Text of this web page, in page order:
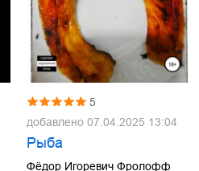
5
добавлено 07.04.2025 13:04
Рыба
Фёдор Игоревич Фролофф